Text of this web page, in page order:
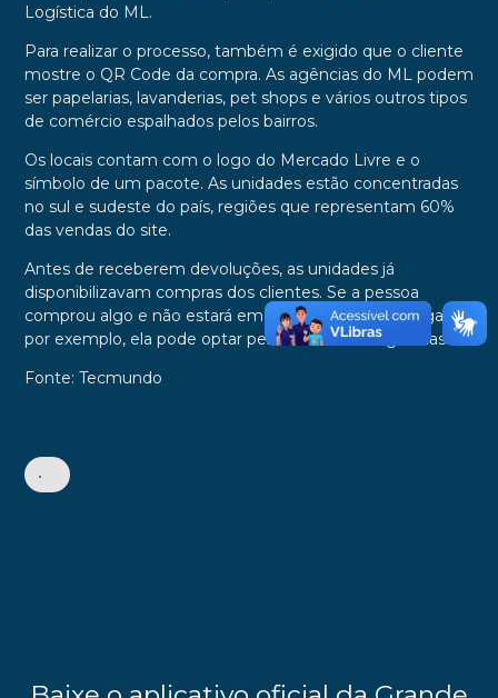
Logística do ML.
Para realizar o processo, também é exigido que o cliente
mostre o QR Code da compra. As agências do ML podem
ser papelarias, lavanderias, pet shops e vários outros tipos
de comércio espalhados pelos bairros.
Os locais contam com o logo do Mercado Livre e o
símbolo de um pacote. As unidades estão concentradas
no sul e sudeste do país, regiões que representam 60%
das vendas do site.
Antes de receberem devoluções, as unidades já
disponibilizavam compras dos clientes. Se a pessoa
comprou algo e não estará em casa no dia da entrega,
por exemplo, ela pode optar pela retirada nas agências.
Fonte: Tecmundo
•